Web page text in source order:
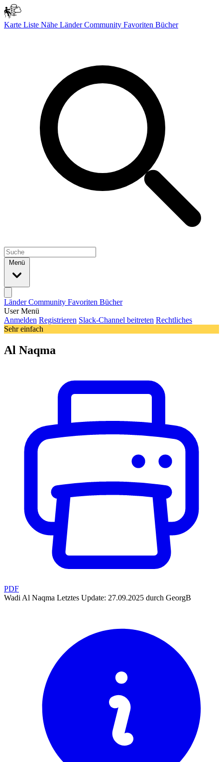
Karte Liste Nähe LänderCommunity Favoriten Bücher
Menü
LänderCommunity Favoriten Bücher
User Menü
Anmelden Registrieren Slack-Channel beitreten Rechtliches
Sehr einfach
Al Naqma
PDF
Wadi Al Naqma Letztes Update: 27.09.2025 durch GeorgB